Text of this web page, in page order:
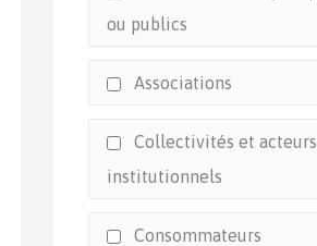
ou publics
Associations
Collectivités et acteurs
institutionnels
Consommateurs